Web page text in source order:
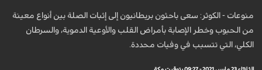
منوعات - الكوثر: سعى باحثون بريطانيون إلى إثبات الصلة بين أنواع معينة
من الحبوب وخطر الإصابة بأمراض القلب والأوعية الدموية، والسرطان
الكلي، التي تتسبب في وفيات محددة.